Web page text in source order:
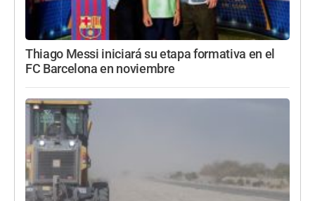
Thiago Messi iniciará su etapa formativa en el
FC Barcelona en noviembre